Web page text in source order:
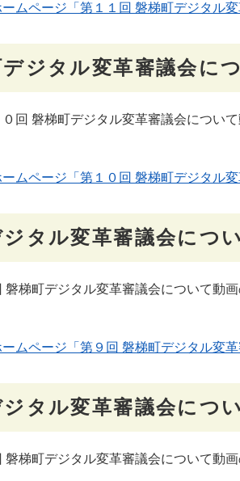
ムページ「第１１回 磐梯町デジタル
ジタル変革審議会に
回 磐梯町デジタル変革審議会につい
ムページ「第１０回 磐梯町デジタル
タル変革審議会につ
梯町デジタル変革審議会について動
ムページ「第９回 磐梯町デジタル変
タル変革審議会につ
梯町デジタル変革審議会について動